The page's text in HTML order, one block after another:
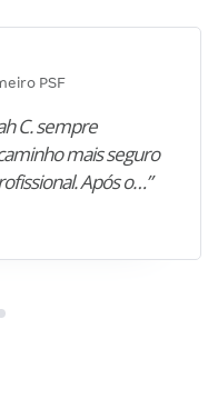
PSF
C. sempre
mais seguro
Após o…”